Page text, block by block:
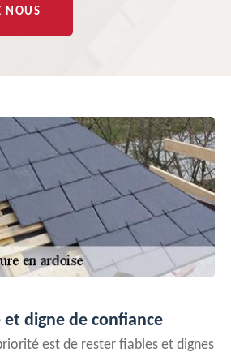
NOUS
et digne de confiance
est de rester fiables et dignes